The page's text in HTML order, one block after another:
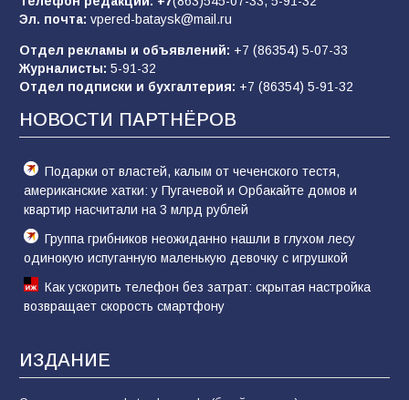
62 04.08.2026
В детском саду № 17 прошёл конкурс «Мини-
Мисс»
53 08.08.2026
Эл. почта: vpered-bataysk@mail.ru
Отдел рекламы и объявлений: +7 (86354) 5-07-33
Журналисты: 5-91-32
Отдел подписки и бухгалтерия: +7 (86354) 5-91-32
НОВОСТИ ПАРТНЁРОВ
Подарки от властей, калым от чеченского тестя,
американские хатки: у Пугачевой и Орбакайте домов и
квартир насчитали на 3 млрд рублей
Группа грибников неожиданно нашли в глухом лесу
одинокую испуганную маленькую девочку с игрушкой
Как ускорить телефон без затрат: скрытая настройка
возвращает скорость смартфону
ИЗДАНИЕ